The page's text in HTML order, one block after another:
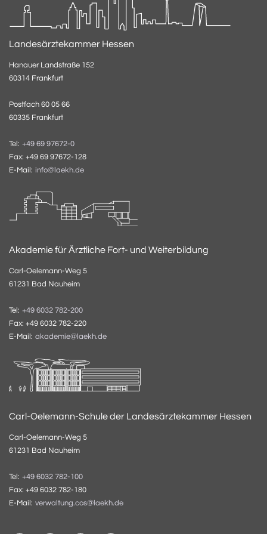
Landesärztekammer Hessen
Hanauer Landstraße 152
60314 Frankfurt
Postfach 60 05 66
60335 Frankfurt
Tel: +49 69 97672-0
Fax: +49 69 97672-128
E-Mail: info@laekh.de
Akademie für Ärztliche Fort- und Weiterbildung
Carl-Oelemann-Weg 5
61231 Bad Nauheim
Tel: +49 6032 782-200
Fax: +49 6032 782-220
E-Mail: akademie@laekh.de
Carl-Oelemann-Schule der Landesärztekammer Hessen
Carl-Oelemann-Weg 5
61231 Bad Nauheim
Tel: +49 6032 782-100
Fax: +49 6032 782-180
E-Mail: verwaltung.cos@laekh.de